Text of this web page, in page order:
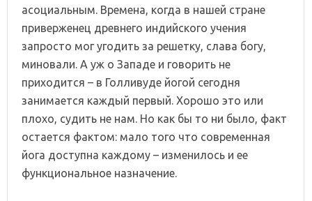
асоциальным. Времена, когда в нашей стране
приверженец древнего индийского учения
запросто мог угодить за решетку, слава богу,
миновали. А уж о Западе и говорить не
приходится – в Голливуде йогой сегодня
занимается каждый первый. Хорошо это или
плохо, судить не нам. Но как бы то ни было, факт
остается фактом: мало того что современная
йога доступна каждому – изменилось и ее
функциональное назначение.